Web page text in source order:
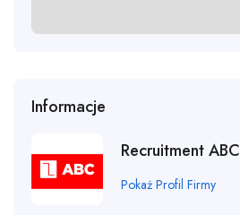
Informacje
Recruitment ABC
Pokaż Profil Firmy